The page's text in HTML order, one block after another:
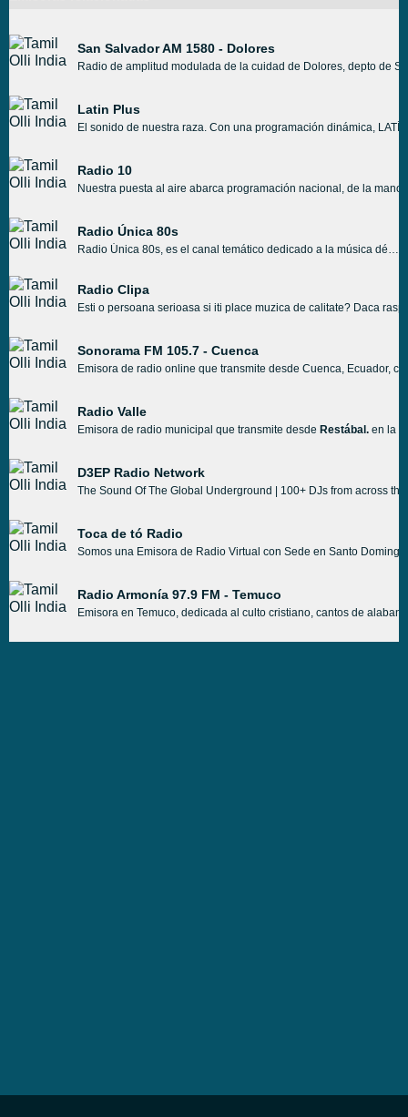
San Salvador AM 1580 - Dolores
Radio de amplitud modulada de la cuidad de Dolores, depto de
Latin Plus
El sonido de nuestra raza. Con una programación dinámica,
Radio 10
Nuestra puesta al aire abarca programación nacional, de la
Radio Única 80s
Radio Única 80s, es el canal temático dedicado a la música décadas 80s y 90s, de la emisora Radio Única estación de radio online y en FM, que emite musica por canales temáticos de los géneros: House, Dance, Progresivo, Trance, EuroTop, Urban, 80s y JAzz.
Radio Clipa
Esti o persoana serioasa si iti place muzica de calitate? Daca
Sonorama FM 105.7 - Cuenca
Emisora de radio online que transmite desde Cuenca, Ecuador,
Radio Valle
Emisora de radio municipal que transmite desde Restábal. en la
D3EP Radio Network
The Sound Of The Global Underground | 100+ DJs from across
Toca de tó Radio
Somos una Emisora de Radio Virtual con Sede en Santo
Radio Armonía 97.9 FM - Temuco
Emisora en Temuco, dedicada al culto cristiano, cantos de